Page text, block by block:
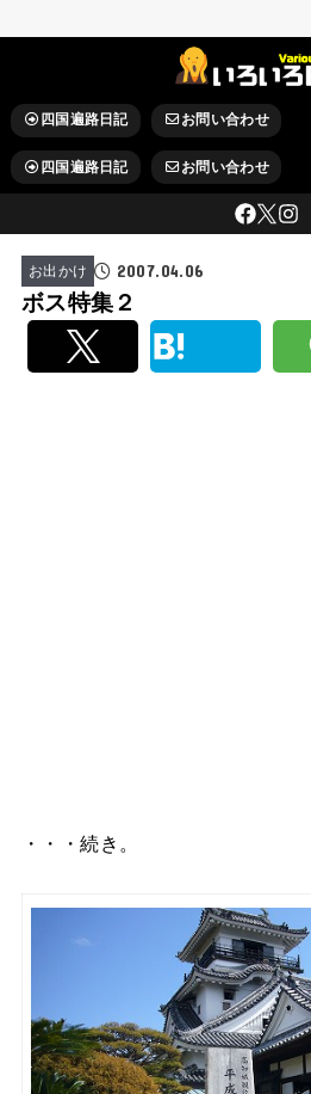
四国遍路日記 お問い合わせ
四国遍路日記 お問い合わせ
お出かけ 2007.04.06
ボス特集２
・・・続き。